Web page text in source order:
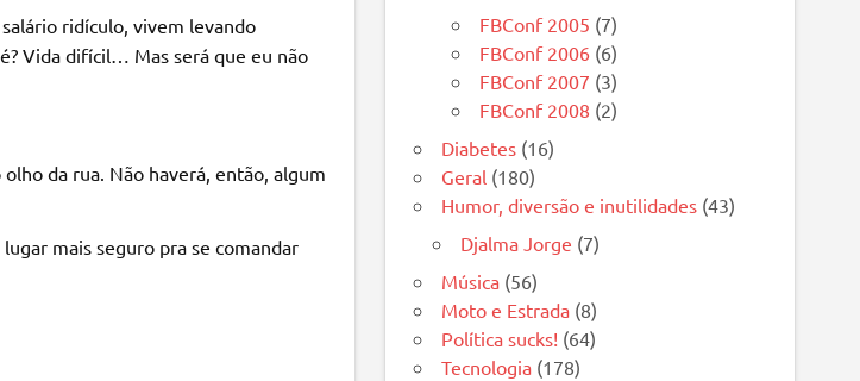
ridículo, vivem levando
Vida difícil… Mas será que eu não
da rua. Não haverá, então, algum
mais seguro pra se comandar
FBConf 2005 (7)
FBConf 2006 (6)
FBConf 2007 (3)
FBConf 2008 (2)
Diabetes (16)
Geral (180)
Humor, diversão e inutilidades (43)
Djalma Jorge (7)
Música (56)
Moto e Estrada (8)
Política sucks! (64)
Tecnologia (178)